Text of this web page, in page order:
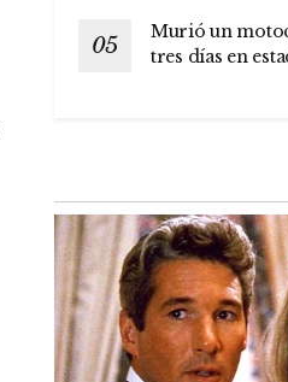
Murió un
tres días en